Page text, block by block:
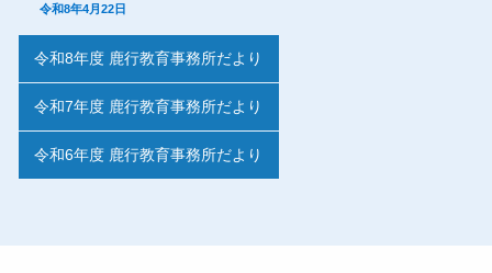
令和8年4月22日
令和8年度 鹿行教育事務所だより
令和7年度 鹿行教育事務所だより
令和6年度 鹿行教育事務所だより